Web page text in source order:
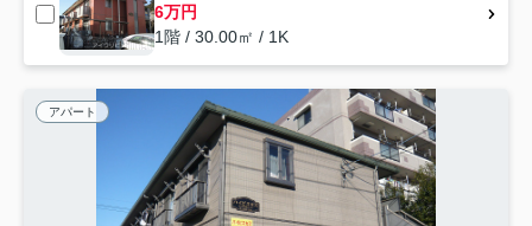
6万円
1階 / 30.00㎡ / 1K
アパート